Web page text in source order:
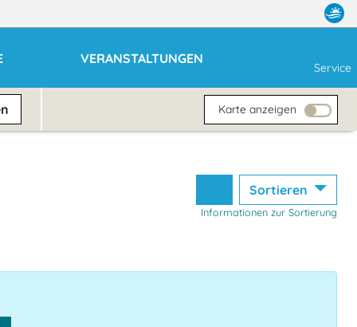
VERANSTALTUNGEN
Service
Karte anzeigen
Sortieren
Informationen zur Sortierung